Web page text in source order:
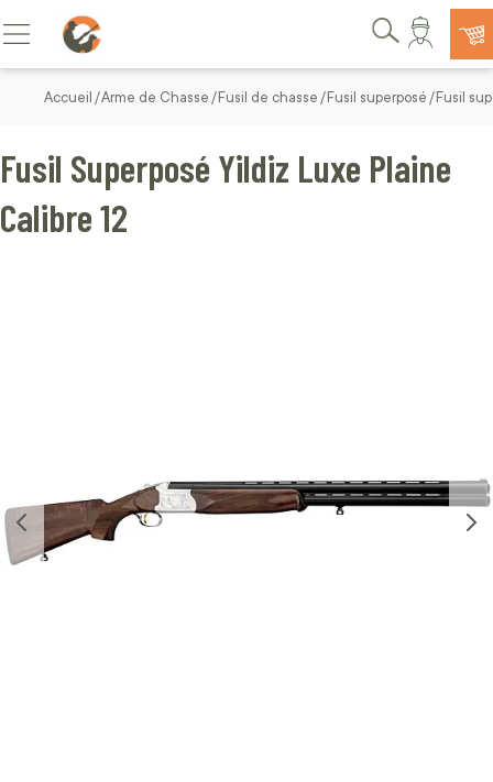
Allez au contenu
Basculer la navigation
Rechercher
Accueil Arme de Chasse Fusil de chasse Fusil superposé Fusil
Fusil Superposé Yildiz Luxe Plaine
Calibre 12